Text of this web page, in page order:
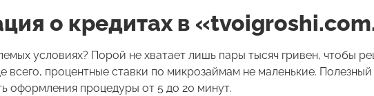
о кредитах в
условиях? Порой не хватает лишь пары тысяч гривен, чтобы
всего, процентные ставки по микрозаймам не маленькие. Полезный
оформления процедуры от 5 до 20 минут.